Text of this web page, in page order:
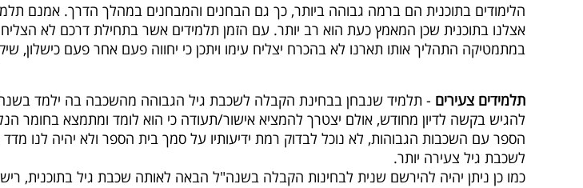
הלימודים בתוכנית הם ברמה גבוהה ביותר, כך גם הבחנים והמבחנים במהלך הדרך. אמנם
במתמטיקה התהליך אותו תארנו לא בהכרח יצליח עימו ויתכן כי יחווה פעם אחר פעם כישלון,
תלמידים צעירים - תלמיד שנבחן בבחינת הקבלה לשכבת גיל הגבוהה מהשכבה בה ילמד
להגיש בקשה לדיון מחודש, אולם יצטרך להמציא אישור/תעודה כי הוא לומד ומתמצא בחומר
הספר עם השכבות הגבוהות, לא נוכל לבדוק רמת ידיעותיו על סמך בית הספר ולא יהיה לנו
לשכבת גיל צעירה יותר.
כמו כן ניתן יהיה להירשם שנית לבחינות הקבלה בשנה"ל הבאה לאותה שכבת גיל בתוכנית,